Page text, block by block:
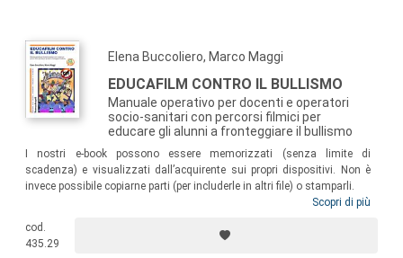
Elena Buccoliero, Marco Maggi
EDUCAFILM CONTRO IL BULLISMO
Manuale operativo per docenti e operatori
socio-sanitari con percorsi filmici per
educare gli alunni a fronteggiare il bullismo
I nostri e-book possono essere memorizzati (senza limite di
scadenza) e visualizzati dall’acquirente sui propri dispositivi. Non è
invece possibile copiarne parti (per includerle in altri file) o stamparli.
affrontare il tema del bullismo e tutto ciò che lo riguarda. Il testo
accompagna il lettore attraverso la filmografia sul bullismo e
Scopri di più
cod.
435.29